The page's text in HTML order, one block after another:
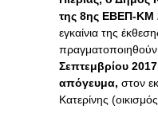
της 8ης ΕΒΕΠ-ΚΜ
εγκαίνια της
Σεπτεμβρίου
απόγευμα, στον
Κατερίνης